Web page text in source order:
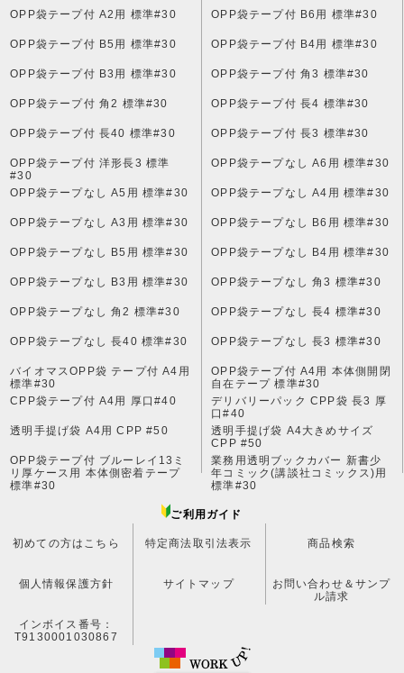
OPP袋テープ付 A2用 標準#30 OPP袋テープ付 B6用 標準#30
OPP袋テープ付 B5用 標準#30 OPP袋テープ付 B4用 標準#30
OPP袋テープ付 B3用 標準#30 OPP袋テープ付 角3 標準#30
OPP袋テープ付 角2 標準#30 OPP袋テープ付 長4 標準#30
OPP袋テープ付 長40 標準#30 OPP袋テープ付 長3 標準#30
OPP袋テープ付 洋形長3 標準
#30
OPP袋テープなし A6用 標準#30
OPP袋テープなし A5用 標準#30 OPP袋テープなし A4用 標準#30
OPP袋テープなし A3用 標準#30 OPP袋テープなし B6用 標準#30
OPP袋テープなし B5用 標準#30 OPP袋テープなし B4用 標準#30
OPP袋テープなし B3用 標準#30 OPP袋テープなし 角3 標準#30
OPP袋テープなし 角2 標準#30 OPP袋テープなし 長4 標準#30
OPP袋テープなし 長40 標準#30 OPP袋テープなし 長3 標準#30
バイオマスOPP袋 テープ付 A4用
標準#30
OPP袋テープ付 A4用 本体側開閉
自在テープ 標準#30
CPP袋テープ付 A4用 厚口#40
デリバリーパック CPP袋 長3 厚
口#40
透明手提げ袋 A4用 CPP #50
透明手提げ袋 A4大きめサイズ
CPP #50
OPP袋テープ付 ブルーレイ13ミ
リ厚ケース用 本体側密着テープ
標準#30
業務用透明ブックカバー 新書少
年コミック(講談社コミックス)用
標準#30
ご利用ガイド
初めての方はこちら 特定商法取引法表示 商品検索
個人情報保護方針 サイトマップ
お問い合わせ＆サンプ
ル請求
インボイス番号：
T9130001030867